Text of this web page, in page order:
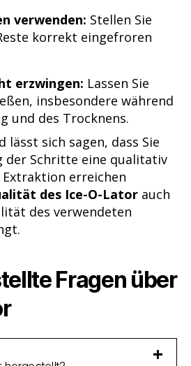
verwenden: Stellen Sie
korrekt eingefroren
erzwingen: Lassen Sie
insbesondere während
und des Trocknens.
lässt sich sagen, dass Sie
der Schritte eine qualitativ
erreichen
des Ice-O-Lator auch
des verwendeten
Fragen über